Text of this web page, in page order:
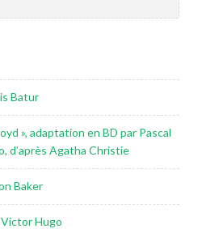
Batur
», adaptation en BD par Pascal
d’après Agatha Christie
Baker
Victor Hugo